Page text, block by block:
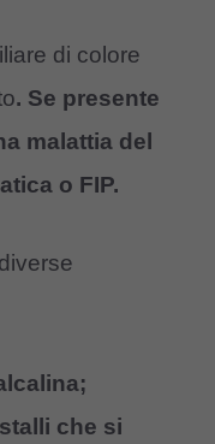
di colore
. Se presente
malattia del
o FIP.
diverse
che si